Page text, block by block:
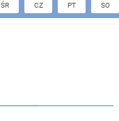
ŚR CZ PT SO